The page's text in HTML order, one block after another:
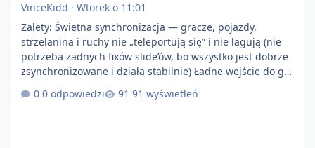
VinceKidd · Wtorek o 11:01
Zalety: Świetna synchronizacja — gracze, pojazdy,
strzelanina i ruchy nie „teleportują się” i nie lagują (nie
potrzeba żadnych fixów slide’ów, bo wszystko jest dobrze
zsynchronizowane i działa stabilnie) Ładne wejście do gry
+ solidny antycheat na poziomie multiplayera Wygodne
pisanie własnych modów i skryptów (wsparcie C# / JS /
0 odpowiedzi 91 wyświetleń